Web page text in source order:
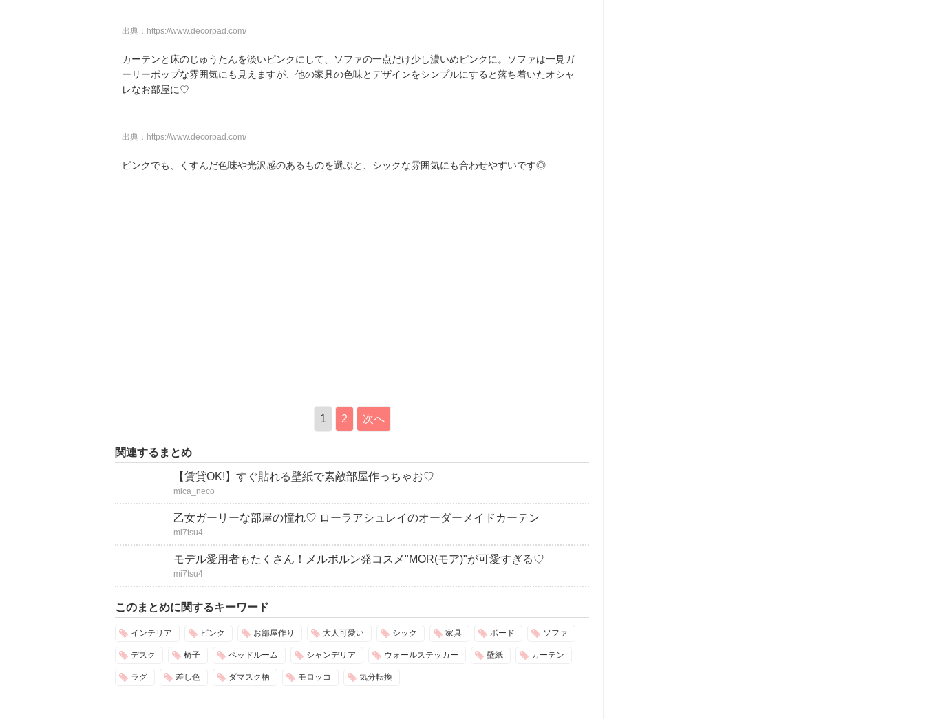
出典： https://www.decorpad.com/
カーテンと床のじゅうたんを淡いピンクにして、ソファの一点だけ少し濃いめピンクに。ソファは一見ガ
ーリーポップな雰囲気にも見えますが、他の家具の色味とデザインをシンプルにすると落ち着いたオシャ
レなお部屋に♡
出典： https://www.decorpad.com/
ピンクでも、くすんだ色味や光沢感のあるものを選ぶと、シックな雰囲気にも合わせやすいです◎
1 2 次へ
関連するまとめ
【賃貸OK!】すぐ貼れる壁紙で素敵部屋作っちゃお♡
mica_neco
乙女ガーリーな部屋の憧れ♡ ローラアシュレイのオーダーメイドカーテン
mi7tsu4
モデル愛用者もたくさん！メルボルン発コスメ"MOR(モア)"が可愛すぎる♡
mi7tsu4
このまとめに関するキーワード
インテリア ピンク お部屋作り 大人可愛い シック 家具 ボード ソファ
デスク 椅子 ベッドルーム シャンデリア ウォールステッカー 壁紙 カーテン
ラグ 差し色 ダマスク柄 モロッコ 気分転換